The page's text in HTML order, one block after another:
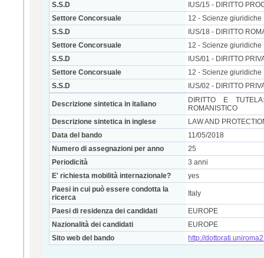
S.S.D
IUS/15 - DIRITTO
Settore Concorsuale
12 - Scienze giuridiche
S.S.D
IUS/18 - DIRITTO
Settore Concorsuale
12 - Scienze giuridiche
S.S.D
IUS/01 - DIRITTO
Settore Concorsuale
12 - Scienze giuridiche
S.S.D
IUS/02 - DIRITTO
Descrizione sintetica in italiano
DIRITTO E
ROMANISTICO
Descrizione sintetica in inglese
LAW AND
Data del bando
11/05/2018
Numero di assegnazioni per anno
25
Periodicità
3 anni
E' richiesta mobilità internazionale?
yes
Paesi in cui può essere condotta la
ricerca
Italy
Paesi di residenza dei candidati
EUROPE
Nazionalità dei candidati
EUROPE
Sito web del bando
http://